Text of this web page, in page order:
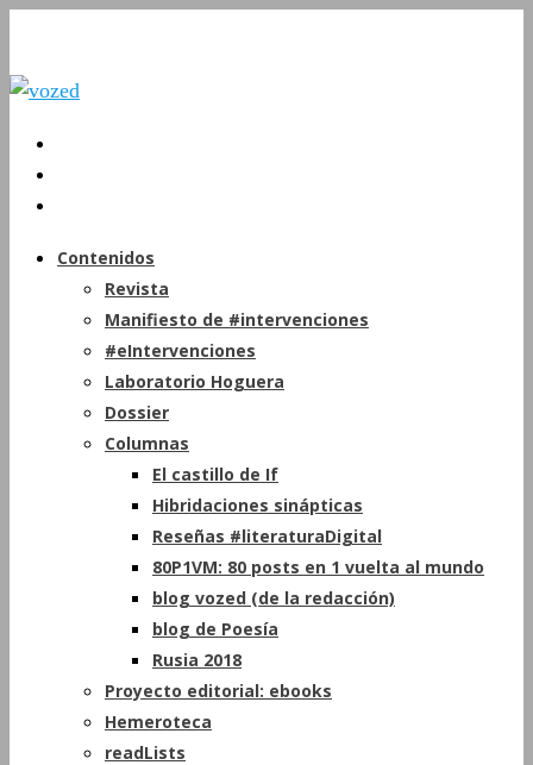
Contenidos
Revista
Manifiesto de #intervenciones
#eIntervenciones
Laboratorio Hoguera
Dossier
Columnas
El castillo de If
Hibridaciones sinápticas
Reseñas #literaturaDigital
80P1VM: 80 posts en 1 vuelta al mundo
blog vozed (de la redacción)
blog de Poesía
Rusia 2018
Proyecto editorial: ebooks
Hemeroteca
readLists